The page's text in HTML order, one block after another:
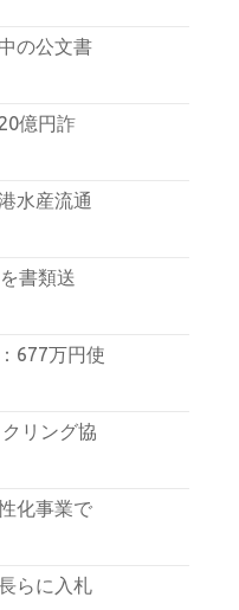
の公文書
億円詐
水産流通
書類送
677万円使
リング協
化事業で
らに入札